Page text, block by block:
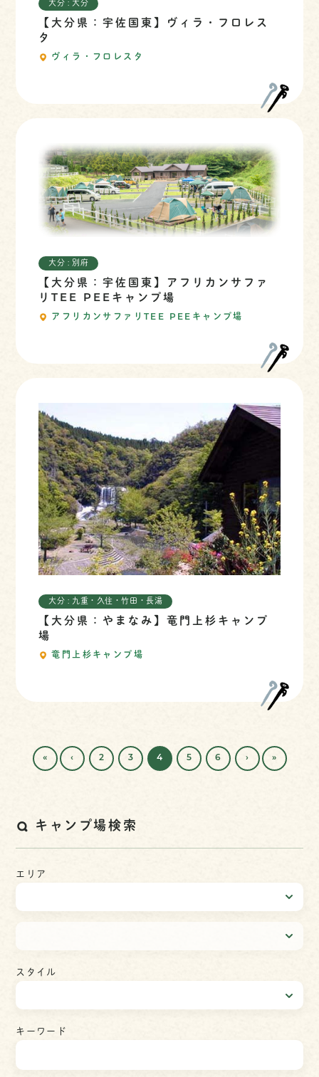
大分 : 大分
【大分県：宇佐国東】ヴィラ・フロレス
タ
ヴィラ・フロレスタ
大分 : 別府
【大分県：宇佐国東】アフリカンサファ
リTEE PEEキャンプ場
アフリカンサファリTEE PEEキャンプ場
大分 : 九重・久住・竹田・長湯
【大分県：やまなみ】竜門上杉キャンプ
場
竜門上杉キャンプ場
« ‹ 2 3 4 5 6 › »
キャンプ場検索
エリア
スタイル
キーワード
検